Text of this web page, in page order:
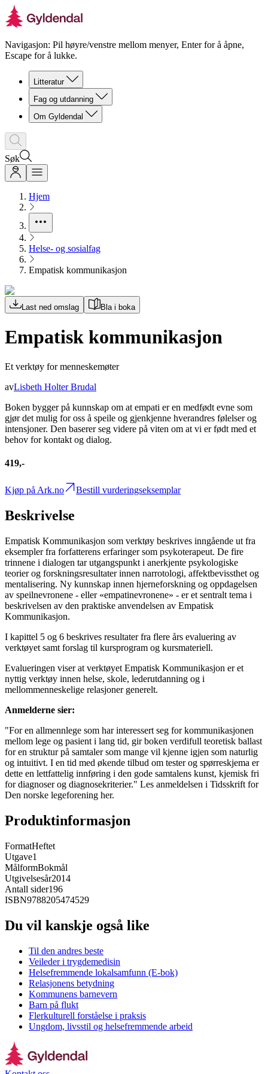
Navigasjon: Pil høyre/venstre mellom menyer, Enter for å åpne,
Escape for å lukke.
Litteratur
Fag og utdanning
Om Gyldendal
Søk
Hjem
Helse- og sosialfag
Empatisk kommunikasjon
Last ned omslag Bla i boka
Empatisk kommunikasjon
Et verktøy for menneskemøter
avLisbeth Holter Brudal
Boken bygger på kunnskap om at empati er en medfødt evne som
gjør det mulig for oss å speile og gjenkjenne hverandres følelser og
intensjoner. Den baserer seg videre på viten om at vi er født med et
behov for kontakt og dialog.
419,-
Kjøp på Ark.no Bestill vurderingseksemplar
Beskrivelse
Empatisk Kommunikasjon som verktøy beskrives inngående ut fra
eksempler fra forfatterens erfaringer som psykoterapeut. De fire
trinnene i dialogen tar utgangspunkt i anerkjente psykologiske
teorier og forskningsresultater innen narrotologi, affektbevissthet og
mentalisering. Ny kunnskap innen hjerneforskning og oppdagelsen
av speilnevronene - eller «empatinevronene» - er et sentralt tema i
beskrivelsen av den praktiske anvendelsen av Empatisk
Kommunikasjon.
I kapittel 5 og 6 beskrives resultater fra flere års evaluering av
verktøyet samt forslag til kursprogram og kursmateriell.
Evalueringen viser at verktøyet Empatisk Kommunikasjon er et
nyttig verktøy innen helse, skole, lederutdanning og i
mellommenneskelige relasjoner generelt.
Anmelderne sier:
"For en allmennlege som har interessert seg for kommunikasjonen
mellom lege og pasient i lang tid, gir boken verdifull teoretisk ballast
for en struktur på samtaler som mange vil kjenne igjen som naturlig
og intuitivt. I en tid med økende tilbud om tester og spørreskjema er
dette en lettfattelig innføring i den gode samtalens kunst, kjemisk fri
for diagnoser og diagnosekriterier." Les anmeldelsen i Tidsskrift for
Den norske legeforening her.
Produktinformasjon
FormatHeftet
Utgave1
MålformBokmål
Utgivelsesår2014
Antall sider196
ISBN9788205474529
Du vil kanskje også like
Til den andres beste
Veileder i trygdemedisin
Helsefremmende lokalsamfunn (E-bok)
Relasjonens betydning
Kommunens barnevern
Barn på flukt
Flerkulturell forståelse i praksis
Ungdom, livsstil og helsefremmende arbeid